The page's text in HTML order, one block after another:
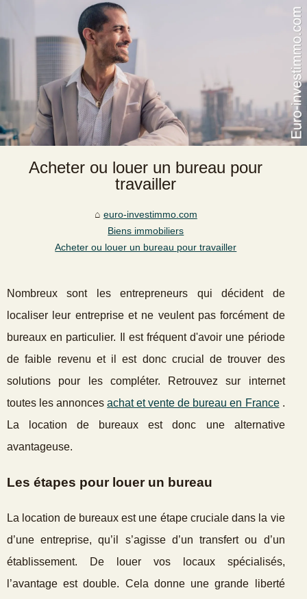
Acheter ou louer un bureau pour
travailler
euro-investimmo.com
Biens immobiliers
Acheter ou louer un bureau pour travailler
Nombreux sont les entrepreneurs qui décident de
localiser leur entreprise et ne veulent pas forcément de
bureaux en particulier. Il est fréquent d'avoir une période
de faible revenu et il est donc crucial de trouver des
solutions pour les compléter. Retrouvez sur internet
toutes les annoncesachat et vente de bureau en France.
La location de bureaux est donc une alternative
avantageuse.
Les étapes pour louer un bureau
La location de bureaux est une étape cruciale dans la vie
d’une entreprise, qu’il s’agisse d’un transfert ou d’un
établissement. De louer vos locaux spécialisés,
l’avantage est double. Cela donne une grande liberté